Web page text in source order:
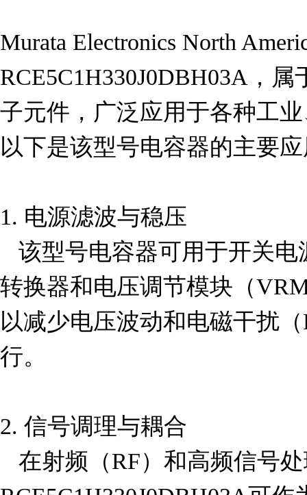
Murata Electronics North
RCE5C1H330J0DBH03A，
子元件，广泛应用于各种工
以下是该型号电容器的主要
1. 电源滤波与稳压
转换器和电压调节模块（
以减少电压波动和电磁干扰
行。
2. 信号调理与耦合